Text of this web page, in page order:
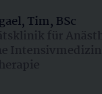
Tim, BSc
für